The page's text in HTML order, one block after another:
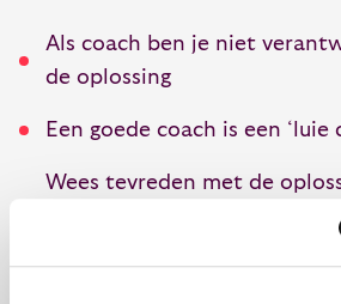
Als coach ben je niet
de oplossing
Een goede coach is een ‘luie
Wees tevreden met de
coachee mee komt ook al
beter en mooier idee. Het